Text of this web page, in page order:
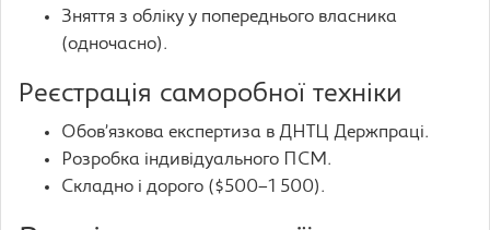
Зняття з обліку у попереднього власника
(одночасно).
Реєстрація саморобної техніки
Обов’язкова експертиза в ДНТЦ Держпраці.
Розробка індивідуального ПСМ.
Складно і дорого ($500–1 500).